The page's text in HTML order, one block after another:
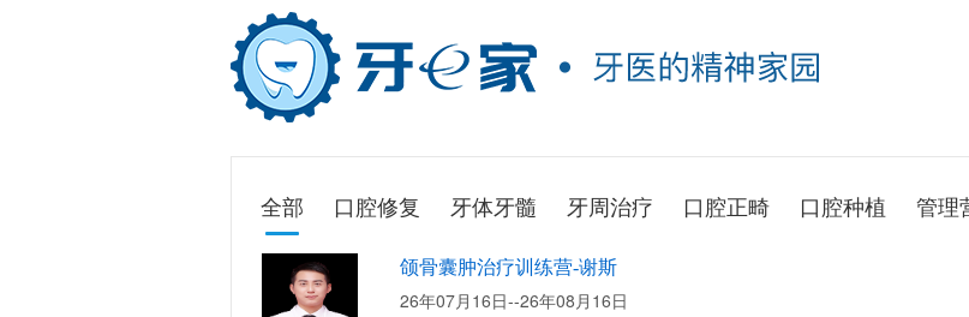
全部 口腔修复 牙体牙髓 牙周治疗 口腔正畸 口腔种植 管理
颌骨囊肿治疗训练营-谢斯
26年07月16日--26年08月16日